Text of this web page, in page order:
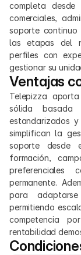
completa desde
comerciales,
soporte
las etapas del
perfiles con
gestionar su
Ventajas
Telepizza
sólida basada
estandarizados
simplifican la
soporte desde
formación,
preferenciales
permanente.
para
permitiendo
competencia
rentabilidad